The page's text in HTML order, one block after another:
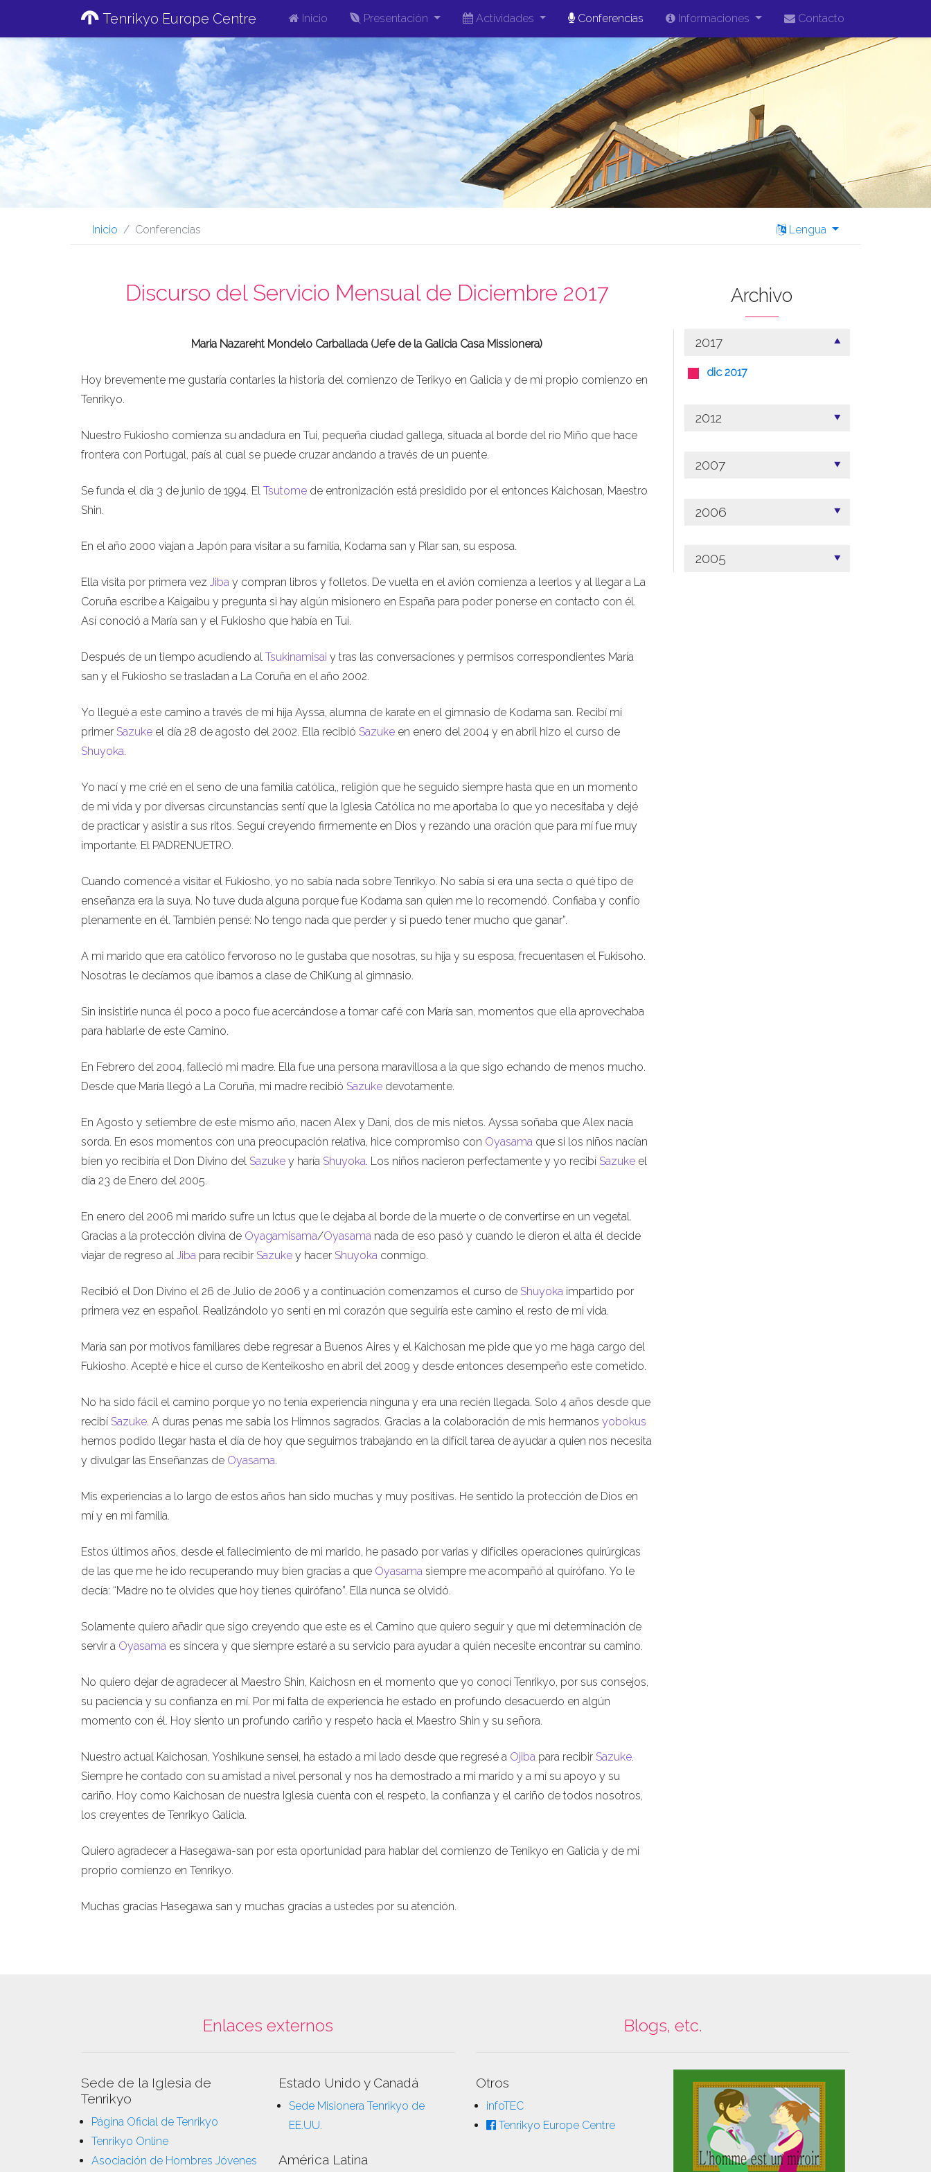
Tenrikyo Europe Centre Inicio Presentación Actividades Conferencias Informaciones Contacto
Lengua
Inicio Conferencias
Discurso del Servicio Mensual de Diciembre 2017
Maria Nazareht Mondelo Carballada (Jefe de la Galicia Casa Missionera)
Hoy brevemente me gustaría contarles la historia del comienzo de Terikyo en Galicia y de mi propio comienzo en
Tenrikyo.
Nuestro Fukiosho comienza su andadura en Tui, pequeña ciudad gallega, situada al borde del río Miño que hace
frontera con Portugal, país al cual se puede cruzar andando a través de un puente.
Se funda el dia 3 de junio de 1994. El Tsutome de entronización está presidido por el entonces Kaichosan, Maestro
Shin.
En el año 2000 viajan a Japón para visitar a su familia, Kodama san y Pilar san, su esposa.
Ella visita por primera vez Jiba y compran libros y folletos. De vuelta en el avión comienza a leerlos y al llegar a La
Coruña escribe a Kaigaibu y pregunta si hay algún misionero en España para poder ponerse en contacto con él.
Así conoció a María san y el Fukiosho que había en Tui.
Después de un tiempo acudiendo al Tsukinamisai y tras las conversaciones y permisos correspondientes María
san y el Fukiosho se trasladan a La Coruña en el año 2002.
Yo llegué a este camino a través de mi hija Ayssa, alumna de karate en el gimnasio de Kodama san. Recibí mi
primer Sazuke el día 28 de agosto del 2002. Ella recibió Sazuke en enero del 2004 y en abril hizo el curso de
Shuyoka.
Yo nací y me crié en el seno de una familia católica,, religión que he seguido siempre hasta que en un momento
de mi vida y por diversas circunstancias sentí que la Iglesia Católica no me aportaba lo que yo necesitaba y dejé
de practicar y asistir a sus ritos. Seguí creyendo firmemente en Dios y rezando una oración que para mí fue muy
importante. El PADRENUETRO.
Cuando comencé a visitar el Fukiosho, yo no sabía nada sobre Tenrikyo. No sabía si era una secta o qué tipo de
enseñanza era la suya. No tuve duda alguna porque fue Kodama san quien me lo recomendó. Confiaba y confío
plenamente en él. También pensé: No tengo nada que perder y si puedo tener mucho que ganar”.
A mi marido que era católico fervoroso no le gustaba que nosotras, su hija y su esposa, frecuentasen el Fukisoho.
Nosotras le decíamos que íbamos a clase de ChiKung al gimnasio.
Sin insistirle nunca él poco a poco fue acercándose a tomar café con María san, momentos que ella aprovechaba
para hablarle de este Camino.
En Febrero del 2004, falleció mi madre. Ella fue una persona maravillosa a la que sigo echando de menos mucho.
Desde que María llegó a La Coruña, mi madre recibió Sazuke devotamente.
En Agosto y setiembre de este mismo año, nacen Alex y Dani, dos de mis nietos. Ayssa soñaba que Alex nacía
sorda. En esos momentos con una preocupación relativa, hice compromiso con Oyasama que si los niños nacían
bien yo recibiría el Don Divino del Sazuke y haría Shuyoka. Los niños nacieron perfectamente y yo recibí Sazuke el
día 23 de Enero del 2005.
En enero del 2006 mi marido sufre un Ictus que le dejaba al borde de la muerte o de convertirse en un vegetal.
Gracias a la protección divina de Oyagamisama/Oyasama nada de eso pasó y cuando le dieron el alta él decide
viajar de regreso al Jiba para recibir Sazuke y hacer Shuyoka conmigo.
Recibió el Don Divino el 26 de Julio de 2006 y a continuación comenzamos el curso de Shuyoka impartido por
primera vez en español. Realizándolo yo sentí en mi corazón que seguiría este camino el resto de mi vida.
María san por motivos familiares debe regresar a Buenos Aires y el Kaichosan me pide que yo me haga cargo del
Fukiosho. Acepté e hice el curso de Kenteikosho en abril del 2009 y desde entonces desempeño este cometido.
No ha sido fácil el camino porque yo no tenía experiencia ninguna y era una recién llegada. Solo 4 años desde que
recibí Sazuke. A duras penas me sabía los Himnos sagrados. Gracias a la colaboración de mis hermanos yobokus
hemos podido llegar hasta el día de hoy que seguimos trabajando en la difícil tarea de ayudar a quien nos necesita
y divulgar las Enseñanzas de Oyasama.
Mis experiencias a lo largo de estos años han sido muchas y muy positivas. He sentido la protección de Dios en
mí y en mi familia.
Estos últimos años, desde el fallecimiento de mi marido, he pasado por varias y difíciles operaciones quirúrgicas
de las que me he ido recuperando muy bien gracias a que Oyasama siempre me acompañó al quirófano. Yo le
decía: “Madre no te olvides que hoy tienes quirófano”. Ella nunca se olvidó.
Solamente quiero añadir que sigo creyendo que este es el Camino que quiero seguir y que mi determinación de
servir a Oyasama es sincera y que siempre estaré a su servicio para ayudar a quién necesite encontrar su camino.
No quiero dejar de agradecer al Maestro Shin, Kaichosn en el momento que yo conocí Tenrikyo, por sus consejos,
su paciencia y su confianza en mí. Por mi falta de experiencia he estado en profundo desacuerdo en algún
momento con él. Hoy siento un profundo cariño y respeto hacia el Maestro Shin y su señora.
Nuestro actual Kaichosan, Yoshikune sensei, ha estado a mi lado desde que regresé a Ojiba para recibir Sazuke.
Siempre he contado con su amistad a nivel personal y nos ha demostrado a mi marido y a mí su apoyo y su
cariño. Hoy como Kaichosan de nuestra Iglesia cuenta con el respeto, la confianza y el cariño de todos nosotros,
los creyentes de Tenrikyo Galicia.
Quiero agradecer a Hasegawa-san por esta oportunidad para hablar del comienzo de Tenikyo en Galicia y de mi
proprio comienzo en Tenrikyo.
Muchas gracias Hasegawa san y muchas gracias a ustedes por su atención.
Archivo
2017
dic 2017
2012
2007
2006
2005
Enlaces externos
Sede de la Iglesia de
Tenrikyo
Página Oficial de Tenrikyo
Tenrikyo Online
Asociación de Hombres Jóvenes
Estado Unido y Canadá
Sede Misionera Tenrikyo de
EE.UU.
América Latina
Blogs, etc.
Otros
infoTEC
Tenrikyo Europe Centre